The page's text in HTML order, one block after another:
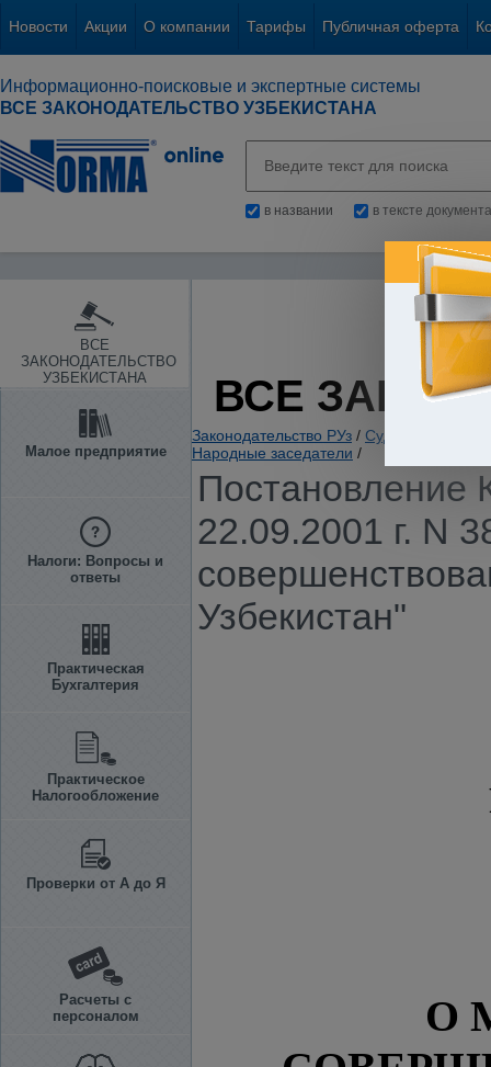
Новости Акции О компании Тарифы Публичная оферта
Информационно-поисковые и экспертные системы
ВСЕ ЗАКОНОДАТЕЛЬСТВО УЗБЕКИСТАНА
в названии в тексте документа
ВСЕ
ЗАКОНОДАТЕЛЬСТВО
УЗБЕКИСТАНА
Малое предприятие
Налоги: Вопросы и
ответы
Практическая
Бухгалтерия
Практическое
Налогообложение
Проверки от А до Я
Расчеты с
персоналом
ВСЕ
Законодательство РУз / Судебная
Народные заседатели /
Постановление
22.09.2001 г. N
Узбекистан"
О